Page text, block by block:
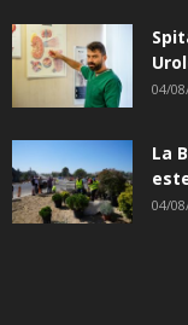
04/
La
04/